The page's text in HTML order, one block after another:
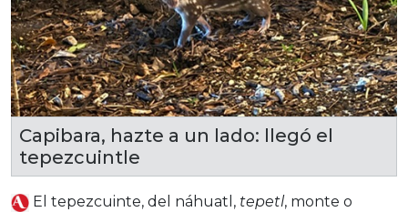
Capibara, hazte a un lado: llegó el
tepezcuintle
El tepezcuinte, del náhuatl, tepetl, monte o